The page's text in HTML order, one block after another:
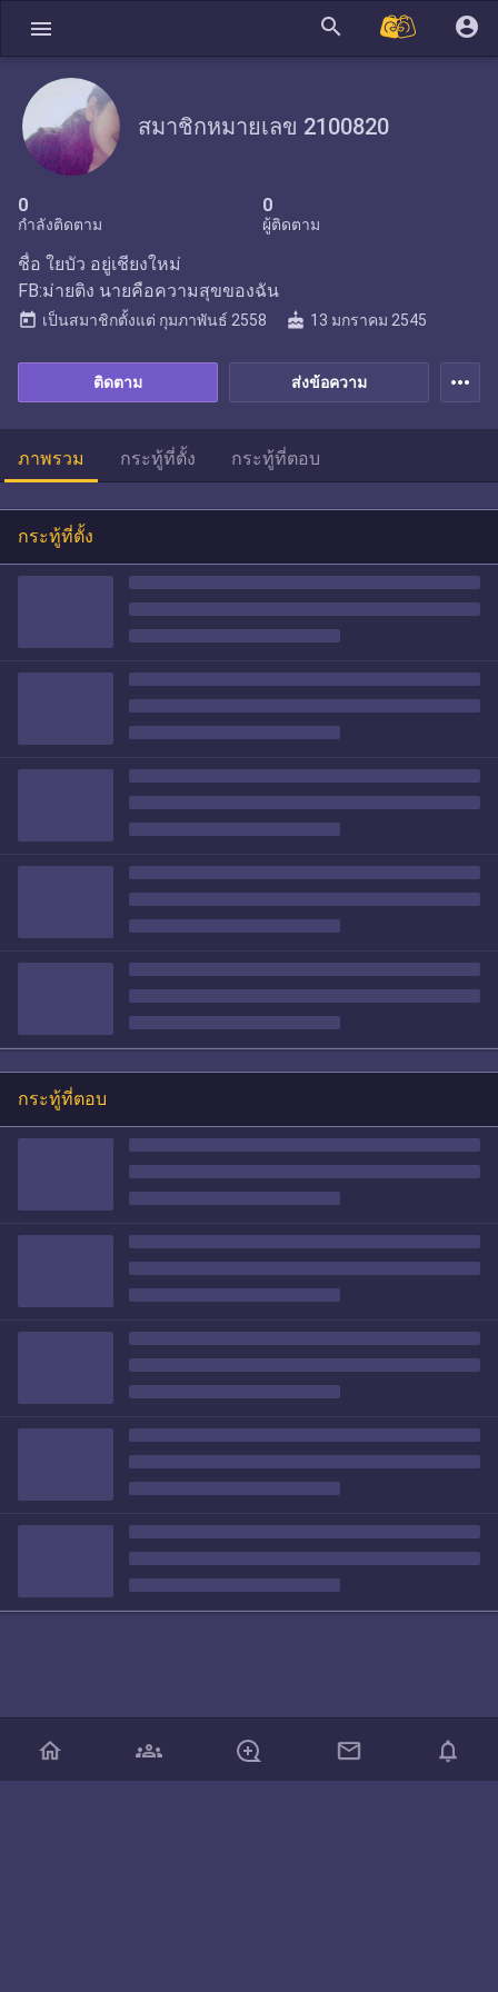
menu search account_circle
สมาชิกหมายเลข 2100820
0
กำลังติดตาม
0
ผู้ติดตาม
ส่งข้อความ
ติดตาม
ชื่อ ใยบัว อยู่เชียงใหม่
FB:ม่ายติง นายคือความสุขของฉัน
today เป็นสมาชิกตั้งแต่ กุมภาพันธ์ 2558 cake 13 มกราคม 2545
more_horiz
ภาพรวม กระทู้ที่ตั้ง กระทู้ที่ตอบ
กระทู้ที่ตั้ง
กระทู้ที่ตอบ